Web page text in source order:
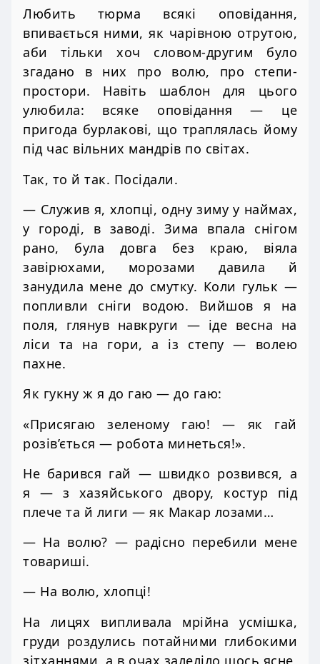
Любить тюрма всякі оповідання,
впивається ними, як чарівною отрутою,
аби тільки хоч словом-другим було
згадано в них про волю, про степи-
простори. Навіть шаблон для цього
улюбила: всяке оповідання — це
пригода бурлакові, що траплялась йому
під час вільних мандрів по світах.
Так, то й так. Посідали.
— Служив я, хлопці, одну зиму у наймах,
у городі, в заводі. Зима впала снігом
рано, була довга без краю, віяла
завірюхами, морозами давила й
занудила мене до смутку. Коли гульк —
попливли сніги водою. Вийшов я на
поля, глянув навкруги — іде весна на
ліси та на гори, а із степу — волею
пахне.
Як гукну ж я до гаю — до гаю:
«Присягаю зеленому гаю! — як гай
розів’ється — робота минеться!».
Не барився гай — швидко розвився, а
я — з хазяйського двору, костур під
плече та й лиги — як Макар лозами…
— На волю? — радісно перебили мене
товариші.
— На волю, хлопці!
На лицях випливала мрійна усмішка,
груди роздулись потайними глибокими
зітханнями, а в очах залеліло щось ясне,